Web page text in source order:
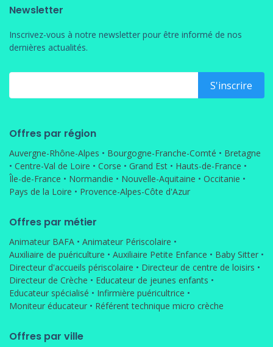
Newsletter
Inscrivez-vous à notre newsletter pour être informé de nos
dernières actualités.
Offres par région
Auvergne-Rhône-Alpes • Bourgogne-Franche-Comté • Bretagne
• Centre-Val de Loire • Corse • Grand Est • Hauts-de-France •
Île-de-France • Normandie • Nouvelle-Aquitaine • Occitanie •
Pays de la Loire • Provence-Alpes-Côte d'Azur
Offres par métier
Animateur BAFA • Animateur Périscolaire •
Auxiliaire de puériculture • Auxiliaire Petite Enfance • Baby Sitter •
Directeur d'accueils périscolaire • Directeur de centre de loisirs •
Directeur de Crèche • Educateur de jeunes enfants •
Educateur spécialisé • Infirmière puéricultrice •
Moniteur éducateur • Référent technique micro crèche
Offres par ville